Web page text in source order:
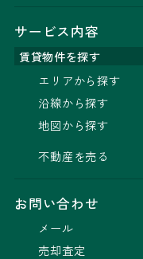
サービス内容
賃貸物件を探す
エリアから探す
沿線から探す
地図から探す
不動産を売る
お問い合わせ
メール
売却査定